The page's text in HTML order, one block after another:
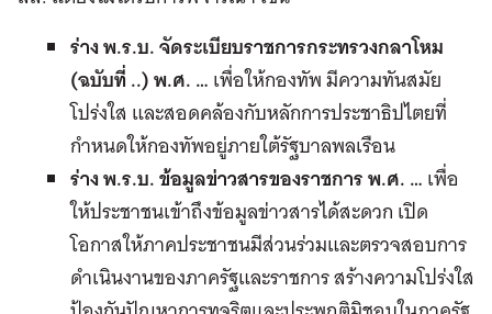
ร่าง พ.ร.บ. จัดระเบียบราชการกระทรวงกลาโหม
(ฉบับที่ ..) พ.ศ. …เพื่อให้กองทัพ มีความทันสมัย
โปร่งใส และสอดคล้องกับหลักการประชาธิปไตยที่
กำหนดให้กองทัพอยู่ภายใต้รัฐบาลพลเรือน
ร่าง พ.ร.บ. ข้อมูลข่าวสารของราชการ พ.ศ. …เพื่อ
ให้ประชาชนเข้าถึงข้อมูลข่าวสารได้สะดวก เปิด
โอกาสให้ภาคประชาชนมีส่วนร่วมและตรวจสอบการ
ดำเนินงานของภาครัฐและราชการ สร้างความโปร่งใส